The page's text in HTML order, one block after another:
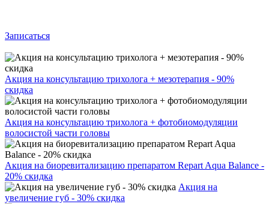
Записаться
Акция на консультацию трихолога + мезотерапия - 90%
скидка
Акция на консультацию трихолога + фотобиомодуляции
волосистой части головы
Акция на биоревитализацию препаратом Repart Aqua Balance -
20% скидка
Акция на
увеличение губ - 30% скидка